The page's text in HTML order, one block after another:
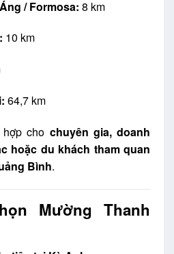
/ Formosa: 8 km
10 km
64,7 km
cho chuyên gia, doanh
hoặc du khách tham quan
Bình.
Mường Thanh